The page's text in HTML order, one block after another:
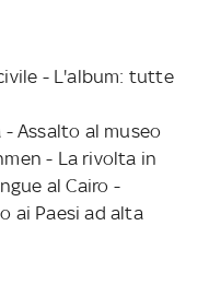
- L'album: tutte
Assalto al museo
- La rivolta in
al Cairo -
ai Paesi ad alta